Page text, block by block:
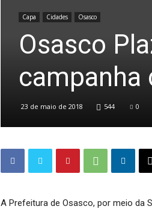
Capa Cidades Osasco
Osasco
campanha
23 de maio de 2018 544 0
A Prefeitura de Osasco, por meio da